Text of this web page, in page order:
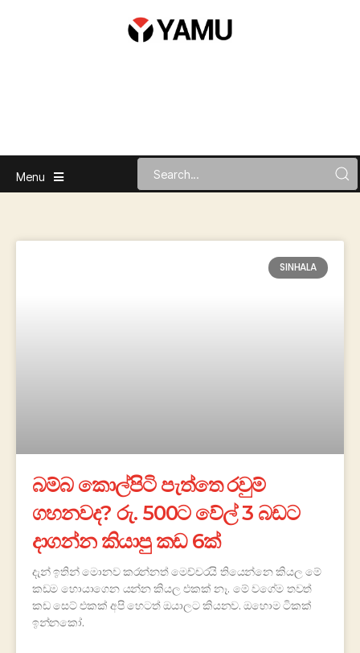
Menu
SINHALA
බම්බ කොල්පිටි පැත්තෙ රවුම්
ගහනවද? රු. 500ට වේල් 3 බඩට
දාගන්න කියාපු කඩ 6ක්
දැන් ඉතින් මොනව කරන්නත් මෙච්චරයි තියෙන්නෙ කියල මේ
කඩම හොයාගෙන යන්න කියල එකක් නෑ. මේ වගේම තවත්
කඩ සෙට් එකක් අපි හෙටත් ඔයාලට කියනව. ඔහොම ටිකක්
ඉන්නකෝ.